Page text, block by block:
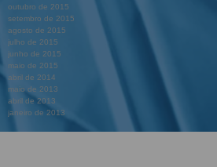
outubro de 2015
setembro de 2015
agosto de 2015
julho de 2015
junho de 2015
maio de 2015
abril de 2014
maio de 2013
abril de 2013
janeiro de 2013